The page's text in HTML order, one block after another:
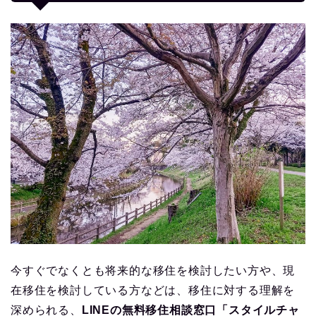
今すぐでなくとも将来的な移住を検討したい方や、現
在移住を検討している方などは、移住に対する理解を
深められる、
LINEの無料移住相談窓口「スタイルチャ